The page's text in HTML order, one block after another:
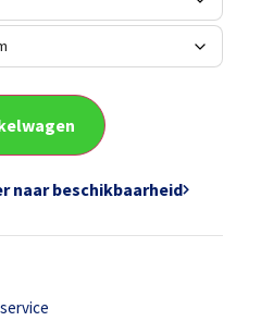
naar beschikbaarheid